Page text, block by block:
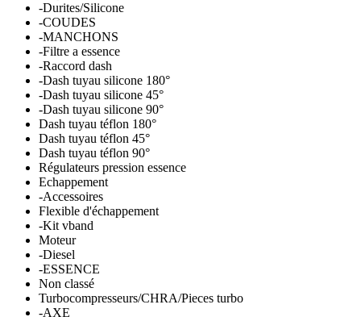
-Durites/Silicone
-COUDES
-MANCHONS
-Filtre a essence
-Raccord dash
-Dash tuyau silicone 180°
-Dash tuyau silicone 45°
-Dash tuyau silicone 90°
Dash tuyau téflon 180°
Dash tuyau téflon 45°
Dash tuyau téflon 90°
Régulateurs pression essence
Echappement
-Accessoires
Flexible d'échappement
-Kit vband
Moteur
-Diesel
-ESSENCE
Non classé
Turbocompresseurs/CHRA/Pieces turbo
-AXE